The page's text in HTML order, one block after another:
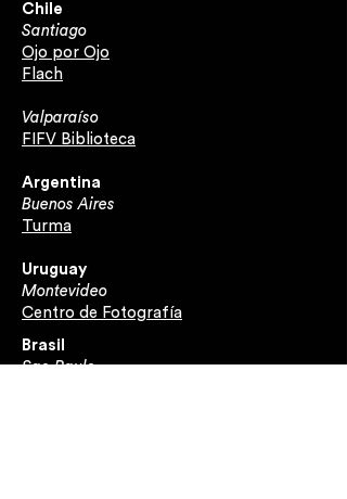
Chile
Santiago
Ojo por Ojo
Flach
Valparaíso
FIFV Biblioteca
Argentina
Buenos Aires
Turma
Uruguay
Montevideo
Centro de Fotografía
Brasil
Sao Paulo